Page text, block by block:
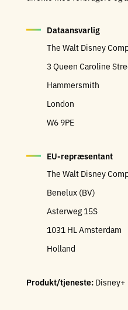
Dataansvarlig
The Walt Disney
3 Queen Caroline
Hammersmith
London
W6 9PE
EU-repræsentant
The Walt Disney
Benelux (BV)
Asterweg 15S
1031 HL Amsterdam
Holland
Produkt/tjeneste: Disney+